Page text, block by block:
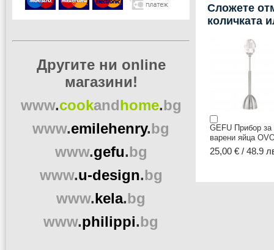
Сложете
количката
GEFU Прибор за
варени яйца
25,00 € / 48.9
Другите ни online
магазини!
www.cookandhome.bg
www.emilehenry.bg
www.gefu.bg
www.u-design.bg
www.kela.bg
www.philippi.bg